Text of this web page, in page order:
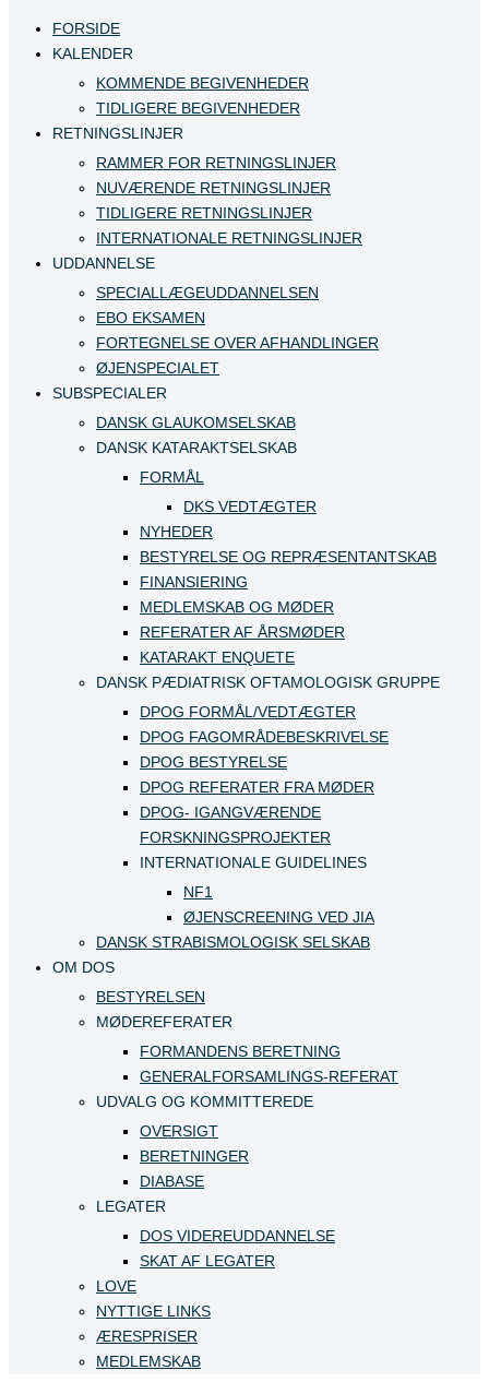
FORSIDE
KALENDER
KOMMENDE BEGIVENHEDER
TIDLIGERE BEGIVENHEDER
RETNINGSLINJER
RAMMER FOR RETNINGSLINJER
NUVÆRENDE RETNINGSLINJER
TIDLIGERE RETNINGSLINJER
INTERNATIONALE RETNINGSLINJER
UDDANNELSE
SPECIALLÆGEUDDANNELSEN
EBO EKSAMEN
FORTEGNELSE OVER AFHANDLINGER
ØJENSPECIALET
SUBSPECIALER
DANSK GLAUKOMSELSKAB
DANSK KATARAKTSELSKAB
FORMÅL
DKS VEDTÆGTER
NYHEDER
BESTYRELSE OG REPRÆSENTANTSKAB
FINANSIERING
MEDLEMSKAB OG MØDER
REFERATER AF ÅRSMØDER
KATARAKT ENQUETE
DANSK PÆDIATRISK OFTAMOLOGISK GRUPPE
DPOG FORMÅL/VEDTÆGTER
DPOG FAGOMRÅDEBESKRIVELSE
DPOG BESTYRELSE
DPOG REFERATER FRA MØDER
DPOG- IGANGVÆRENDE
FORSKNINGSPROJEKTER
INTERNATIONALE GUIDELINES
NF1
ØJENSCREENING VED JIA
DANSK STRABISMOLOGISK SELSKAB
OM DOS
BESTYRELSEN
MØDEREFERATER
FORMANDENS BERETNING
GENERALFORSAMLINGS-REFERAT
UDVALG OG KOMMITTEREDE
OVERSIGT
BERETNINGER
DIABASE
LEGATER
DOS VIDEREUDDANNELSE
SKAT AF LEGATER
LOVE
NYTTIGE LINKS
ÆRESPRISER
MEDLEMSKAB